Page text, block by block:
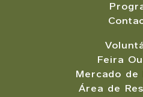
Feira
Mercado de
Área de